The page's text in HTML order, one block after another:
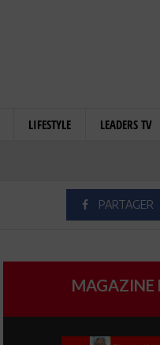
LIFESTYLE LEADERS TV
PARTAGER
MAGAZINE